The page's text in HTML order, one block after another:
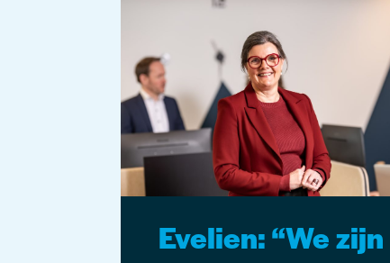
Evelien: “We zijn